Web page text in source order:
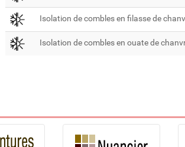
Isolation de combles en filasse de
Isolation de combles en ouate de